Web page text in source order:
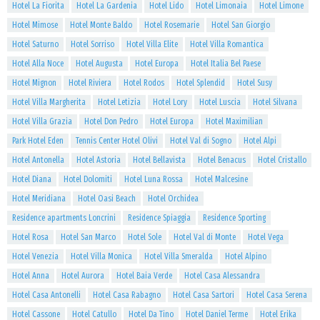
Hotel La Fiorita
Hotel La Gardenia Hotel Lido Hotel Limonaia
Hotel Limone
Hotel Mimose
Hotel Monte Baldo Hotel Rosemarie
Hotel San Giorgio
Hotel Saturno
Hotel Sorriso Hotel Villa Elite
Hotel Villa Romantica
Hotel Alla Noce
Hotel Augusta Hotel Europa
Hotel Italia Bel Paese
Hotel Mignon
Hotel Riviera Hotel Rodos Hotel Splendid
Hotel Susy
Hotel Villa Margherita
Hotel Letizia Hotel Lory Hotel Luscia
Hotel Silvana
Hotel Villa Grazia
Hotel Don Pedro Hotel Europa
Hotel Maximilian
Park Hotel Eden
Tennis Center Hotel Olivi Hotel Val di Sogno
Hotel Alpi
Hotel Antonella
Hotel Astoria Hotel Bellavista Hotel Benacus
Hotel Cristallo
Hotel Diana
Hotel Dolomiti Hotel Luna Rossa
Hotel Malcesine
Hotel Meridiana
Hotel Oasi Beach
Hotel Orchidea
Residence apartments Loncrini
Residence Spiaggia
Residence Sporting
Hotel Rosa
Hotel San Marco Hotel Sole Hotel Val di Monte
Hotel Vega
Hotel Venezia
Hotel Villa Monica Hotel Villa Smeralda
Hotel Alpino
Hotel Anna
Hotel Aurora Hotel Baia Verde
Hotel Casa Alessandra
Hotel Casa Antonelli
Hotel Casa Rabagno Hotel Casa Sartori
Hotel Casa Serena
Hotel Cassone
Hotel Catullo Hotel Da Tino Hotel Daniel Terme
Hotel Erika